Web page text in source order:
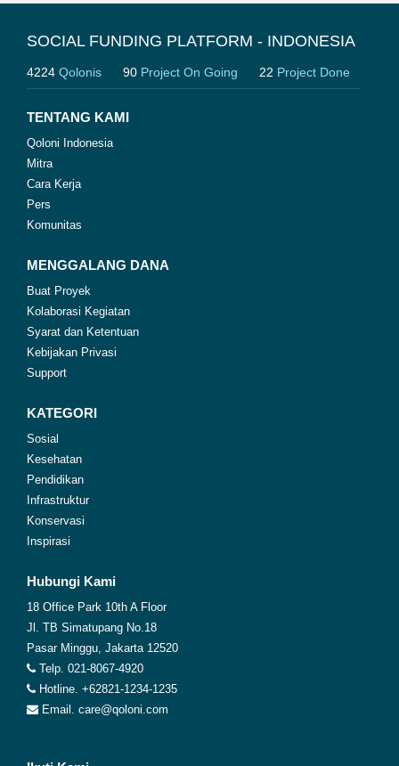
SOCIAL FUNDING PLATFORM - INDONESIA
4224 Qolonis 90 Project On Going 22 Project Done
TENTANG KAMI
Qoloni Indonesia
Mitra
Cara Kerja
Pers
Komunitas
MENGGALANG DANA
Buat Proyek
Kolaborasi Kegiatan
Syarat dan Ketentuan
Kebijakan Privasi
Support
KATEGORI
Sosial
Kesehatan
Pendidikan
Infrastruktur
Konservasi
Inspirasi
Hubungi Kami
18 Office Park 10th A Floor
Jl. TB Simatupang No.18
Pasar Minggu, Jakarta 12520
Telp. 021-8067-4920
Hotline. +62821-1234-1235
Email. care@qoloni.com